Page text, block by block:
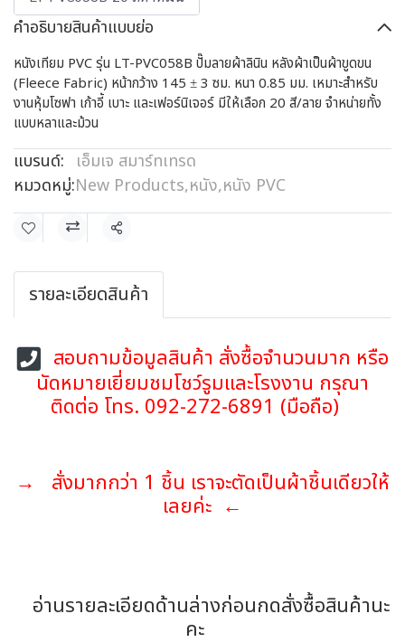
คำอธิบายสินค้าแบบย่อ
หนังเทียม PVC รุ่น LT-PVC058B ปั๊มลายผ้าลินิน หลังผ้าเป็นผ้าขูดขน
(Fleece Fabric) หน้ากว้าง 145 ± 3 ซม. หนา 0.85 มม. เหมาะสำหรับ
งานหุ้มโซฟา เก้าอี้ เบาะ และเฟอร์นิเจอร์ มีให้เลือก 20 สี/ลาย จำหน่ายทั้ง
แบบหลาและม้วน
แบรนด์: เอ็มเจ สมาร์ทเทรด
หมวดหมู่:New Products,หนัง,หนัง PVC
แชร์
รายละเอียดสินค้า
สอบถามข้อมูลสินค้า สั่งซื้อจำนวนมาก หรือ
นัดหมายเยี่ยมชมโชว์รูมและโรงงาน กรุณา
ติดต่อ โทร. 092-272-6891 (มือถือ)
→ สั่งมากกว่า 1 ชิ้น เราจะตัดเป็นผ้าชิ้นเดียวให้
เลยค่ะ ←
อ่านรายละเอียดด้านล่างก่อนกดสั่งซื้อสินค้านะ
คะ